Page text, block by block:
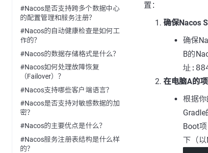
#Nacos是否支持跨多个数据中心
的配置管理和服务注册？
#Nacos的自动健康检查是如何工
作的？
#Nacos的数据存储格式是什么？
#Nacos如何处理故障恢复
（Failover）？
#Nacos支持哪些客户端语言？
#Nacos是否支持对敏感数据的加
密？
#Nacos的主要优点是什么？
#Nacos服务注册表结构是什么样
的？
置：
确保Nacos
确保
B的
址
在电脑A的
根据
Boot
下（以